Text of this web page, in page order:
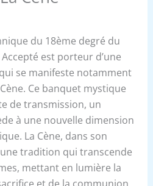
du 18ème degré du
est porteur d’une
se manifeste notamment
Ce banquet mystique
de transmission, un
à une nouvelle dimension
La Cène, dans son
une tradition qui transcende
mettant en lumière la